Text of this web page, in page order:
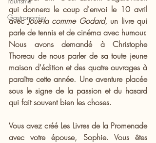
Gastronomie
qui donnera le coup d'envoi le 10 avril
avec Joue-la comme Godard, un livre qui
parle de tennis et de cinéma avec humour.
Nous avons demandé à Christophe
Thoreau de nous parler de sa toute jeune
maison d'édition et des quatre ouvrages à
paraître cette année. Une aventure placée
sous le signe de la passion et du hasard
qui fait souvent bien les choses.
Vous avez créé Les Livres de la Promenade
avec votre épouse, Sophie. Vous êtes